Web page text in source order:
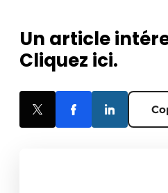
Un article
Cliquez ici.